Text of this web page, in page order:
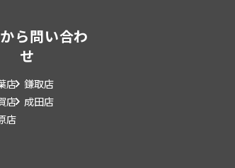
ら問い合わ
せ
店 鎌取店
店
成田店
店